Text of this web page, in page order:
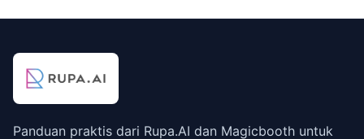
Panduan praktis dari Rupa.AI dan Magicbooth untuk